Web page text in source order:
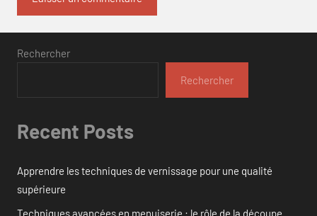
Rechercher
Rechercher
Recent Posts
Apprendre les techniques de vernissage pour une qualité
supérieure
Techniques avancées en menuiserie : le rôle de la découpe